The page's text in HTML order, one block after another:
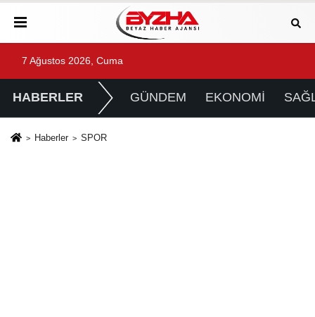
7 Ağustos 2026, Cuma
HABERLER GÜNDEM EKONOMİ
Haberler SPOR